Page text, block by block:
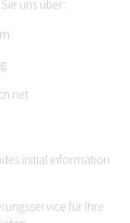
uns über:
initial information
für Ihre